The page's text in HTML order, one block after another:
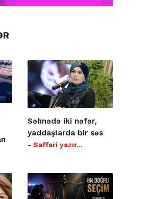
Səhnədə iki nəfər,
yaddaşlarda bir səs
- Saffari yazır…